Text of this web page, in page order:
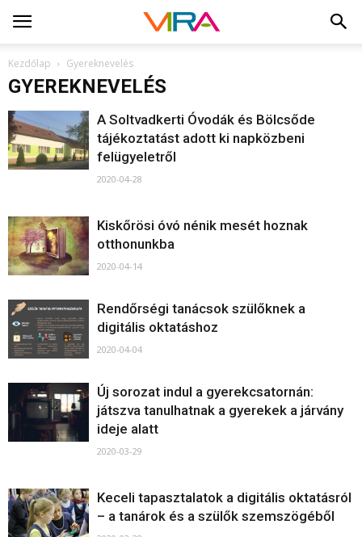
Kezdőlap Gyereknevelés
GYEREKNEVELÉS
A Soltvadkerti Óvodák és Bölcsőde
tájékoztatást adott ki napközbeni
felügyeletről
2020-04-28
Kiskőrösi óvó nénik mesét hoznak
otthonunkba
2020-04-14
Rendőrségi tanácsok szülőknek a
digitális oktatáshoz
2020-04-04
Új sorozat indul a gyerekcsatornán:
játszva tanulhatnak a gyerekek a járvány
ideje alatt
2020-03-29
Keceli tapasztalatok a digitális oktatásról
– a tanárok és a szülők szemszögéből